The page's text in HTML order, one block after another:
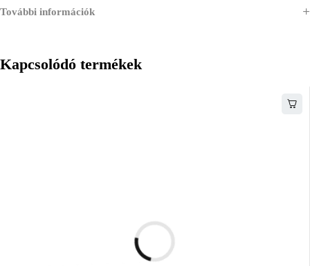
További információk
Kapcsolódó termékek